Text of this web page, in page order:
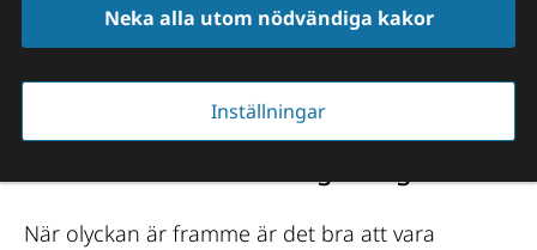
Neka alla utom nödvändiga kakor
Inställningar
Våra hästar har en speciell förmåga
att skada sig på saker man inte
När olyckan är framme är det bra att vara